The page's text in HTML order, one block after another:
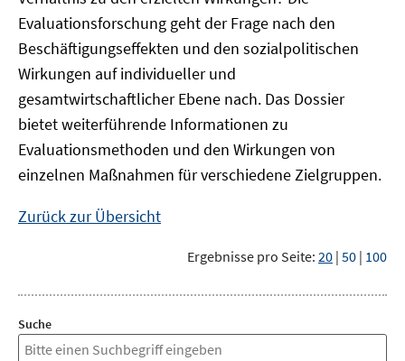
Evaluationsforschung geht der Frage nach den
Beschäftigungseffekten und den sozialpolitischen
Wirkungen auf individueller und
gesamtwirtschaftlicher Ebene nach. Das Dossier
bietet weiterführende Informationen zu
Evaluationsmethoden und den Wirkungen von
einzelnen Maßnahmen für verschiedene Zielgruppen.
Zurück zur Übersicht
Ergebnisse pro Seite: 20 | 50 | 100
Suche